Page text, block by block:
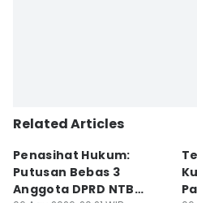
Related Articles
Penasihat Hukum:
Putusan Bebas 3
Anggota DPRD NTB